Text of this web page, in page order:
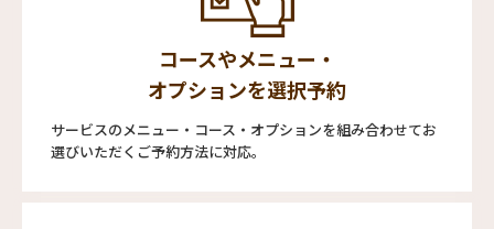
コースやメニュー・
オプションを選択予約
サービスのメニュー・コース・オプションを組み合わせてお
選びいただくご予約方法に対応。